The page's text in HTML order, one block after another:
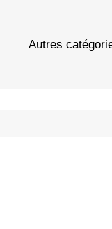
Autres